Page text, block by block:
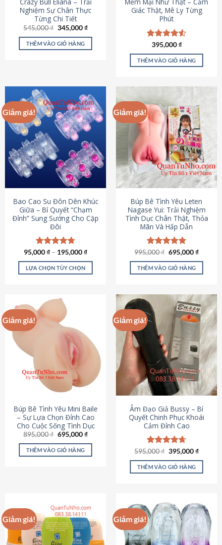
Crazy Bull Eliana – Trải
Nghiệm Sự Chân Thực
Từng Chi Tiết
545,000₫ Giá
là:
545,000 ₫.
345,000₫Giá
tại
THÊM VÀO GIỎ HÀNG
Mềm Mại Như Thật – Cảm
Giác Thật, Mê Ly Từng
Phút
Được xếp
hạng4.53
5 sao
395,000₫
THÊM VÀO GIỎ HÀNG
Giảm giá!
Bao Cao Su Đôn Dên Khúc
Giữa – Bí Quyết “Chạm
Đỉnh” Sung Sướng Cho Cặp
Đôi
Được xếp
hạng4.70
5 sao
95,000₫ – 195,000₫
LỰA CHỌN TÙY CHỌN
này
nhiều
biến
thể.
chọn
thể
chọn
trên
trang
sản
phẩm
Giảm giá!
Búp Bê Tình Yêu Leten
Nagase Yui: Trải Nghiệm
Tình Dục Chân Thật, Thỏa
Mãn Và Hấp Dẫn
Được xếp
hạng4.80
5 sao
995,000₫ Giá
là:
995,000 ₫.
695,000₫Giá
tại
THÊM VÀO GIỎ HÀNG
Giảm giá!
Búp Bê Tình Yêu Mini Baile
– Sự Lựa Chọn Đỉnh Cao
Cho Cuộc Sống Tình Dục
895,000₫ Giá
là:
895,000 ₫.
695,000₫Giá
tại
THÊM VÀO GIỎ HÀNG
Giảm giá!
Âm Đạo Giả Bussy – Bí
Quyết Chinh Phục Khoái
Cảm Đỉnh Cao
Được xếp
hạng4.64
5 sao
595,000₫ Giá
là:
595,000 ₫.
395,000₫Giá
tại
THÊM VÀO GIỎ HÀNG
Giảm giá! Giảm giá!